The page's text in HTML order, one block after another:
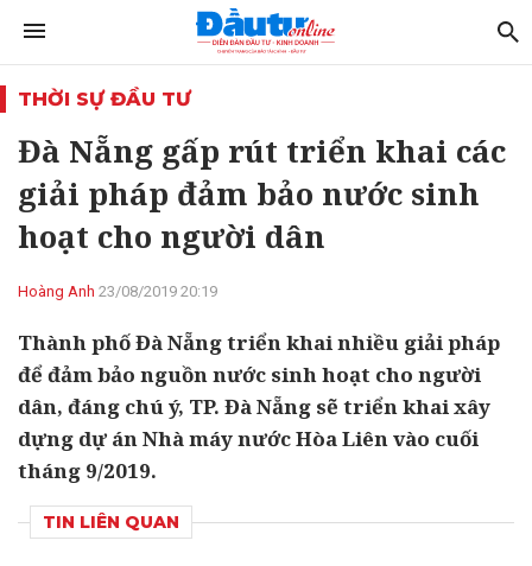
THỜI SỰ ĐẦU TƯ
Đà Nẵng gấp rút triển khai các
giải pháp đảm bảo nước sinh
hoạt cho người dân
Hoàng Anh 23/08/2019 20:19
Thành phố Đà Nẵng triển khai nhiều giải pháp
để đảm bảo nguồn nước sinh hoạt cho người
dân, đáng chú ý, TP. Đà Nẵng sẽ triển khai xây
dựng dự án Nhà máy nước Hòa Liên vào cuối
tháng 9/2019.
TIN LIÊN QUAN